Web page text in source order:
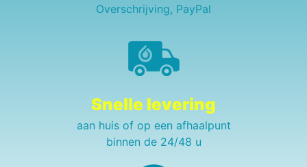
Overschrijving, PayPal
Snelle levering
aan huis of op een afhaalpunt
binnen de 24/48 u